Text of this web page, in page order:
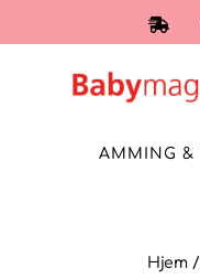

AMMING &
Hjem /